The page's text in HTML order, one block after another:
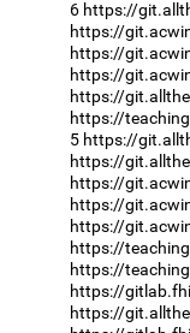
6 https://
https://
https://
https://
https://
https://
5 https://
https://
https://
https://
https://
https://
https://
https://
https://